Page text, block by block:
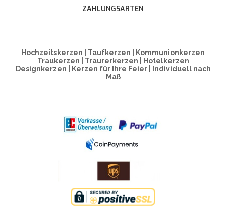
ZAHLUNGSARTEN
Hochzeitskerzen | Taufkerzen | Kommunionkerzen
Traukerzen | Traurerkerzen | Hotelkerzen
Designkerzen | Kerzen für Ihre Feier | Individuell nach
Maß